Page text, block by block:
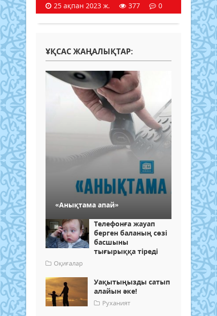
25 ақпан 2023 ж.
377 0
ҰҚСАС ЖАҢАЛЫҚТАР:
«Анықтама апай»
Телефонға жауап
берген баланың сөзі
басшыны
тығырыққа тіреді
Оқиғалар
Уақытыңызды сатып
алайын әке!
Руханият